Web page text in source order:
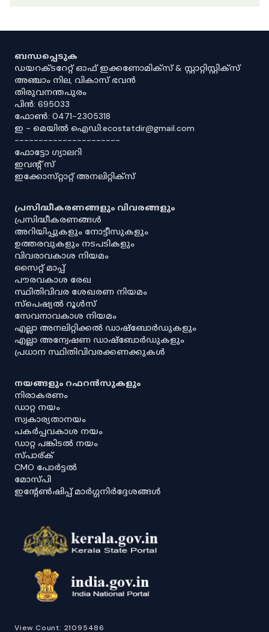
ബന്ധപ്പെടുക
ഡയറക്ടറേറ്റ് ഓഫ് ഇക്കണോമിക്സ് & സ്റ്റാറ്റിസ്റ്റിക്സ്
അഞ്ചാം നില, വികാസ് ഭവൻ
തിരുവനന്തപുരം
പിൻ: 695033
ഫോൺ: 0471-2305318
ഇ - മെയിൽ ഐഡി:ecostatdir@gmail.com
----------------------
ഫോട്ടോ ഗ്യാലറി
ഇവൻ്റ് സ്
ഇക്കോസ്‌റ്റാറ്റ് അനലിറ്റിക്‌സ്
പ്രസിദ്ധീകരണങ്ങളും വിവരങ്ങളും
പ്രസിദ്ധീകരണങ്ങൾ
അറിയിപ്പുകളും നോട്ടീസുകളും
ഉത്തരവുകളും നടപടികളും
വിവരാവകാശ നിയമം
സൈറ്റ് മാപ്പ്
പൗരവകാശ രേഖ
സ്ഥിതിവിവര ശേഖരണ നിയമം
സ്‌പെഷ്യൽ റൂൾസ്
സേവനാവകാശ നിയമം
എല്ലാ അനലിറ്റിക്കൽ ഡാഷ്‌ബോർഡുകളും
എല്ലാ അന്വേഷണ ഡാഷ്‌ബോർഡുകളും
പ്രധാന സ്ഥിതിവിവരക്കണക്കുകൾ
നയങ്ങളും റഫറൻസുകളും
നിരാകരണം
ഡാറ്റ നയം
സ്വകാര്യതാനയം
പകർപ്പവകാശ നയം
ഡാറ്റ പങ്കിടൽ നയം
സ്പാര്ക്
CMO പോർട്ടൽ
മോസ്പി
ഇൻ്റേൺഷിപ്പ് മാർഗ്ഗനിർദ്ദേശങ്ങൾ
View Count: 21095486